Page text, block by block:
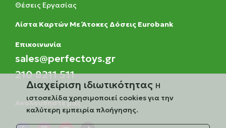
Θέσεις Εργασίας
Λίστα Καρτών Με Άτοκες Δόσεις Eurobank
Eπικοινωνία
sales@perfectoys.gr
210 8211 511
Ακολουθήστε μας
Διαχείριση ιδιωτικότητας Η
ιστοσελίδα χρησιμοποιεί cookies για την
καλύτερη εμπειρία πλοήγησης.